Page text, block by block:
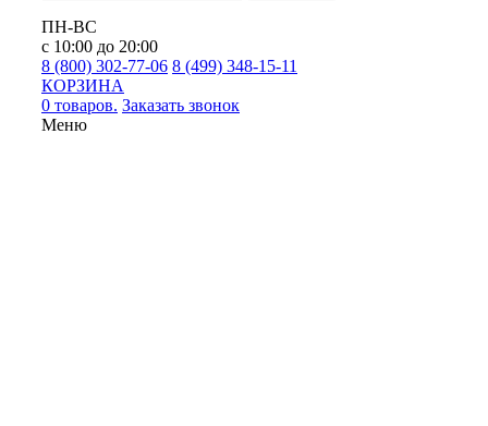
ПН-ВС
с 10:00 до 20:00
8 (800) 302-77-06 8 (499) 348-15-11
КОРЗИНА
0 товаров. Заказать звонок
Меню